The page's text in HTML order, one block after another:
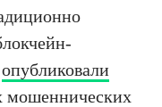
опубликовали
мошеннических